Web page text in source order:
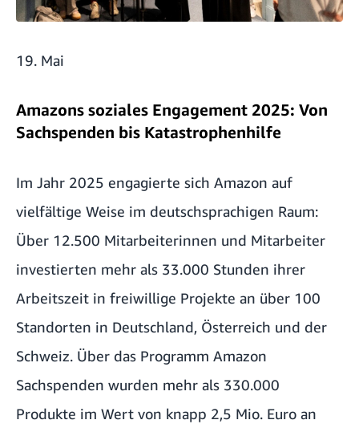
19. Mai
Amazons soziales Engagement 2025: Von
Sachspenden bis Katastrophenhilfe
Im Jahr 2025 engagierte sich Amazon auf
vielfältige Weise im deutschsprachigen Raum:
Über 12.500 Mitarbeiterinnen und Mitarbeiter
investierten mehr als 33.000 Stunden ihrer
Arbeitszeit in freiwillige Projekte an über 100
Standorten in Deutschland, Österreich und der
Schweiz. Über das Programm Amazon
Sachspenden wurden mehr als 330.000
Produkte im Wert von knapp 2,5 Mio. Euro an